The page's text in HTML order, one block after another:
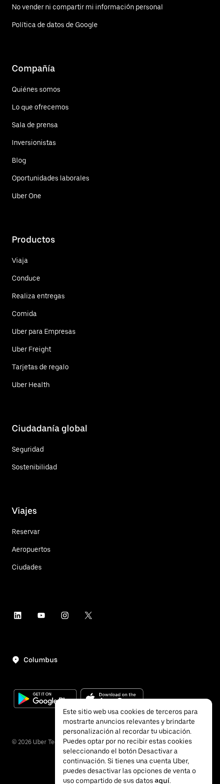
No vender ni compartir mi información personal
Política de datos de Google
Compañía
Quiénes somos
Lo que ofrecemos
Sala de prensa
Inversionistas
Blog
Oportunidades laborales
Uber One
Productos
Viaja
Conduce
Realiza entregas
Comida
Uber para Empresas
Uber Freight
Tarjetas de regalo
Uber Health
Ciudadanía global
Seguridad
Sostenibilidad
Viajes
Reservar
Aeropuertos
Ciudades
Columbus
© 2026 Uber Technologies, Inc.
Este sitio web usa cookies de terceros para
mostrarte anuncios relevantes y brindarte
personalización al recordar tu ubicación.
Puedes optar por no recibir estas cookies
seleccionando el botón Desactivar a
continuación. Si tienes una cuenta Uber,
puedes desactivar las opciones de venta o
uso compartido de sus datos aquí.